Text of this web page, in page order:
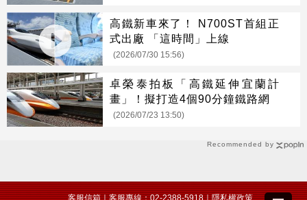
Recommended by
高鐵新車來了！ N700ST首組正
式出廠 「這時間」上線
(2026/07/30 15:56)
卓榮泰拍板「高鐵延伸宜蘭計
畫」！擬打造4個90分鐘鐵路網
(2026/07/23 13:50)
客服信箱｜客服專線：02-2388-5918｜隱私權政策